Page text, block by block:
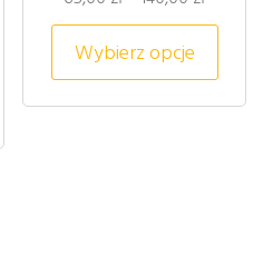
produkt ma wiele
Wybierz opcje
Ten